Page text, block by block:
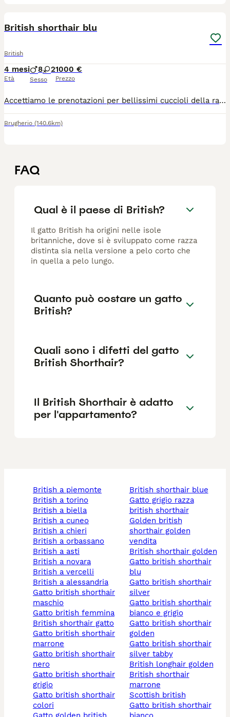
British shorthair blu
British
4 mesi
Età
8 2
Sesso
1000 €
Prezzo
Accettiamo le prenotazioni per bellissimi cuccioli della razza British shorthair - maschietti. Pronte a trasferirsi nella nuova casa a metà giugno ad età di 3 mes, dopo aver effettuato tutti i vaccini, microchip, avranno il libretto sanitario personale e certificato di cessione. Tutti i cuccioli sono con il pedigree . I genitori sono testati FIV/FELV, PKD - negativo. Sono visibili i cuccioli e anche i genitori. Per ult info via whatsapp 3358177195 Siamo a Milano ma eventualmente possibile effettuare la consegna. Allevamento italiano.
Brugherio (140.6km)
FAQ
Qual è il paese di British?
Il gatto British ha origini nelle isole
britanniche, dove si è sviluppato come razza
distinta sia nella versione a pelo corto che
in quella a pelo lungo.
Quanto può costare un gatto
British?
Quali sono i difetti del gatto
British Shorthair?
Il British Shorthair è adatto
per l'appartamento?
british a piemonte
british a torino
british a biella
british a cuneo
british a chieri
british a orbassano
british a asti
british a novara
british a vercelli
british a alessandria
gatto british shorthair
maschio
gatto british femmina
british shorthair gatto
gatto british shorthair
marrone
gatto british shorthair
nero
gatto british shorthair
grigio
gatto british shorthair
colori
british shorthair blue
gatto grigio razza
british shorthair
golden british
shorthair golden
vendita
british shorthair golden
gatto british shorthair
blu
gatto british shorthair
silver
gatto british shorthair
bianco e grigio
gatto british shorthair
golden
gatto british shorthair
silver tabby
british longhair golden
british shorthair
marrone
scottish british
gatto british shorthair